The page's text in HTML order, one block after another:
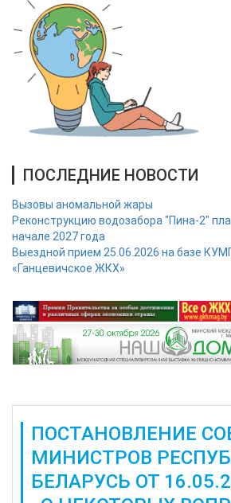
ПОСЛЕДНИЕ НОВОСТИ
Вызовы аномальной жары
Реконструкцию водозабора "Пина-2"
начале 2027 года
Выездной прием 25.06.2026 на базе
«Ганцевичское ЖКХ»
ПОСТАНОВЛЕНИЕ
МИНИСТРОВ
БЕЛАРУСЬ ОТ